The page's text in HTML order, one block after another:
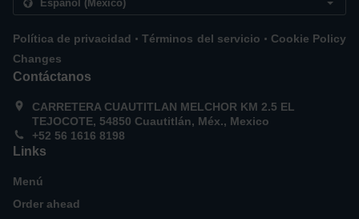
Política de privacidad . Términos del servicio . Cookie Policy
Changes
Contáctanos
CARRETERA CUAUTITLAN MELCHOR KM 2.5 EL
TEJOCOTE, 54850 Cuautitlán, Méx., Mexico
+52 56 1616 8198
Links
Menú
Order ahead